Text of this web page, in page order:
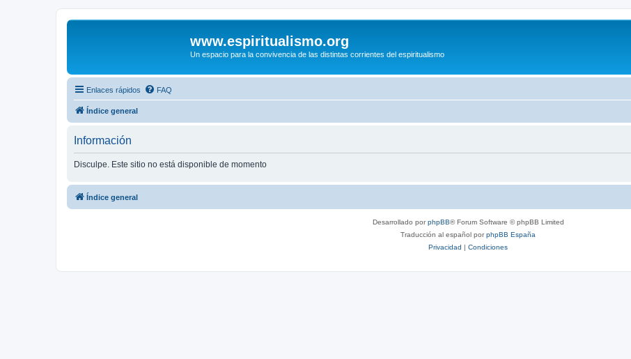
www.espiritualismo.org
Un espacio para la convivencia de las distintas corrientes del espiritualismo
Enlaces rápidos FAQ
Índice general
Información
Disculpe. Este sitio no está disponible de momento
Índice general
Desarrollado porphpBB® Forum Software © phpBB Limited
Traducción al español porphpBB España
Privacidad | Condiciones